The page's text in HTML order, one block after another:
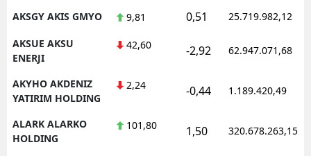
AKSGY AKIS GMYO 9,81 0,51 25.719.982,12
AKSUE AKSU
ENERJI
42,60 -2,92 62.947.071,68
AKYHO AKDENIZ
YATIRIM HOLDING
2,24 -0,44 1.189.420,49
ALARK ALARKO
HOLDING
101,80 1,50 320.678.263,15